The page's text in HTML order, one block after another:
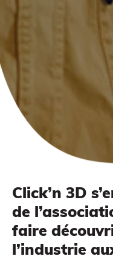
Impression à la
MODÉLISATION
Click’n 3D
de
faire
l’industrie